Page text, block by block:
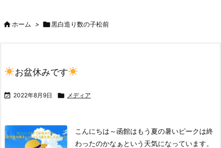
ホーム > 黒白造り数の子松前
お盆休みです
 2022年8月9日  メディア
こんにちは～ 函館はもう夏の暑いピークは終
わったのかなぁという天気になっています。